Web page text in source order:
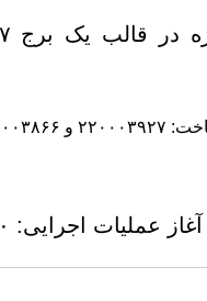
۲۰۰۰۳۸۶۶
عملیات اجرایی: ۱۵/۱۲/۱۴۰۰